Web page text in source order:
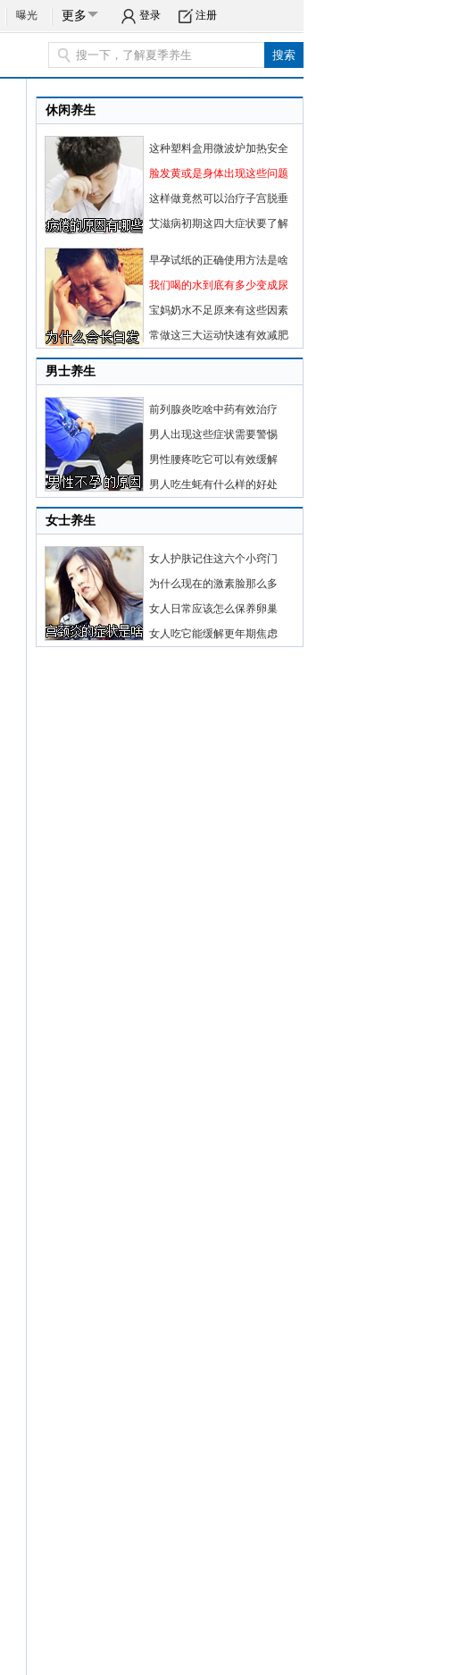
曝光 更多 登录 注册
休闲养生
这种塑料盒用微波炉加热安全
脸发黄或是身体出现这些问题
这样做竟然可以治疗子宫脱垂
艾滋病初期这四大症状要了解
早孕试纸的正确使用方法是啥
我们喝的水到底有多少变成尿
宝妈奶水不足原来有这些因素
常做这三大运动快速有效减肥
男士养生
前列腺炎吃啥中药有效治疗
男人出现这些症状需要警惕
男性腰疼吃它可以有效缓解
男人吃生蚝有什么样的好处
女士养生
女人护肤记住这六个小窍门
为什么现在的激素脸那么多
女人日常应该怎么保养卵巢
女人吃它能缓解更年期焦虑